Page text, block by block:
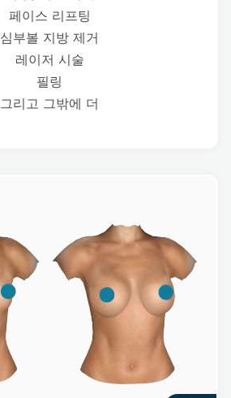
페이스 리프팅
심부볼 지방 제거
레이저 시술
필링
그리고 그밖에 더